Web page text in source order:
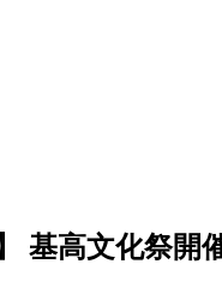
基高文化祭開